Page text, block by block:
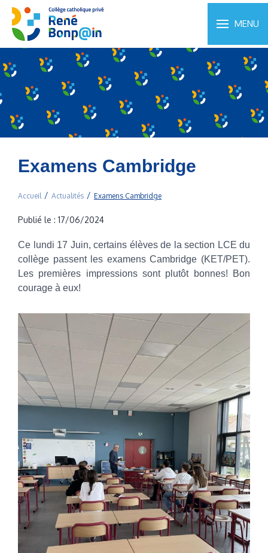
MENU
Examens Cambridge
Accueil Actualités Examens Cambridge
Publié le : 17/06/2024
Ce lundi 17 Juin, certains élèves de la section LCE du
collège passent les examens Cambridge (KET/PET).
Les premières impressions sont plutôt bonnes! Bon
courage à eux!